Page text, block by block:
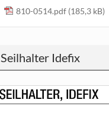
810-0514.pdf (185,3 kB)
Seilhalter Idefix